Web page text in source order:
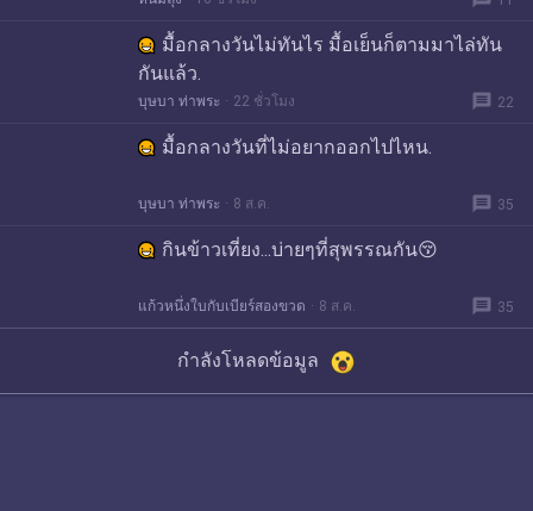
มื้อกลางวันไม่ทันไร มื้อเย็นก็ตามมาไล่ทัน
กันแล้ว.
บุษบา ท่าพระ 22 ชั่วโมง message 22
มื้อกลางวันที่ไม่อยากออกไปไหน.
บุษบา ท่าพระ 8 ส.ค. message 35
กินข้าวเที่ยง...บ่ายๆที่สุพรรณกัน😚
แก้วหนึ่งใบกับเบียร์สองขวด 8 ส.ค. message 35
กำลังโหลดข้อมูล